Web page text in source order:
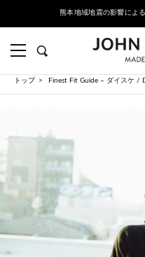
熊本地域地震の影響によ
トップ Finest Fit Guide – ダイスケ /